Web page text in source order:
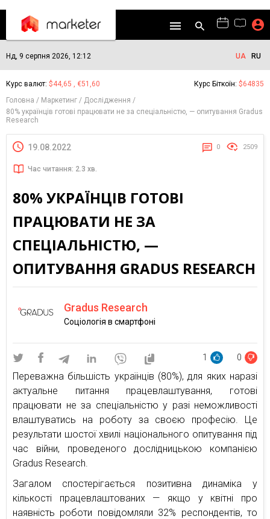
Нд, 9 серпня 2026, 12:12 UA RU
Курс валют: $44,65 , €51,60 Курс Біткоїн: $64835
Головна
Маркетинг
Дослідження
80% українців готові працювати не за спеціальністю, — опитування Gradus
Research
19.08.2022 0 2509
Час читання: 2.3 хв.
80% УКРАЇНЦІВ ГОТОВІ
ПРАЦЮВАТИ НЕ ЗА
СПЕЦІАЛЬНІСТЮ, —
ОПИТУВАННЯ GRADUS RESEARCH
Gradus Research
Соціологія в смартфоні
1 0
Переважна більшість українців (80%), для яких наразі
актуальне питання працевлаштування, готові
працювати не за спеціальністю у разі неможливості
влаштуватись на роботу за своєю професію. Це
результати шостої хвилі національного опитування під
час війни, проведеного дослідницькою компанією
Gradus Research.
Загалом спостерігається позитивна динаміка у
кількості працевлаштованих — якщо у квітні про
наявність роботи повідомляли 32% респондентів, то